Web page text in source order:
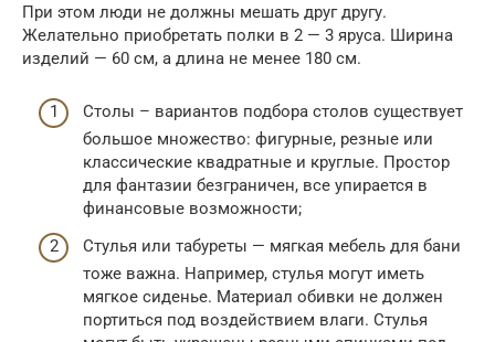
При этом люди не должны мешать друг другу.
Желательно приобретать полки в 2 — 3 яруса. Ширина
изделий — 60 см, а длина не менее 180 см.
Столы – вариантов подбора столов существует
большое множество: фигурные, резные или
классические квадратные и круглые. Простор
для фантазии безграничен, все упирается в
финансовые возможности;
Стулья или табуреты — мягкая мебель для бани
тоже важна. Например, стулья могут иметь
мягкое сиденье. Материал обивки не должен
портиться под воздействием влаги. Стулья